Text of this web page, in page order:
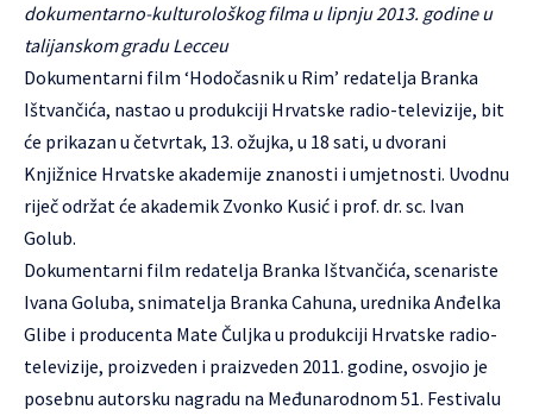
dokumentarno-kulturološkog filma u lipnju 2013. godine u
talijanskom gradu Lecceu
Dokumentarni film ‘Hodočasnik u Rim’ redatelja Branka
Ištvančića, nastao u produkciji Hrvatske radio-televizije, bit
će prikazan u četvrtak, 13. ožujka, u 18 sati, u dvorani
Knjižnice Hrvatske akademije znanosti i umjetnosti. Uvodnu
riječ održat će akademik Zvonko Kusić i prof. dr. sc. Ivan
Golub.
Dokumentarni film redatelja Branka Ištvančića, scenariste
Ivana Goluba, snimatelja Branka Cahuna, urednika Anđelka
Glibe i producenta Mate Čuljka u produkciji Hrvatske radio-
televizije, proizveden i praizveden 2011. godine, osvojio je
posebnu autorsku nagradu na Međunarodnom 51. Festivalu